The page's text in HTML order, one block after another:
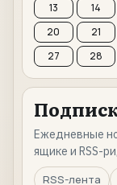
13
14
20
21
27
28
Ежедневные
ящике и RSS-
RSS-лента